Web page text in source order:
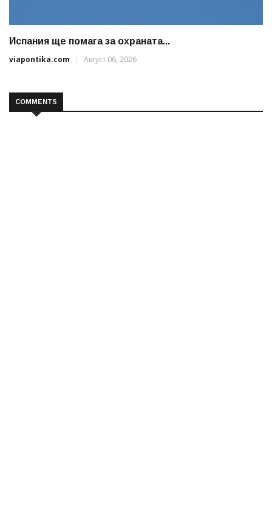
Испания ще помага за охраната...
viapontika.com
Август 06, 2026
COMMENTS